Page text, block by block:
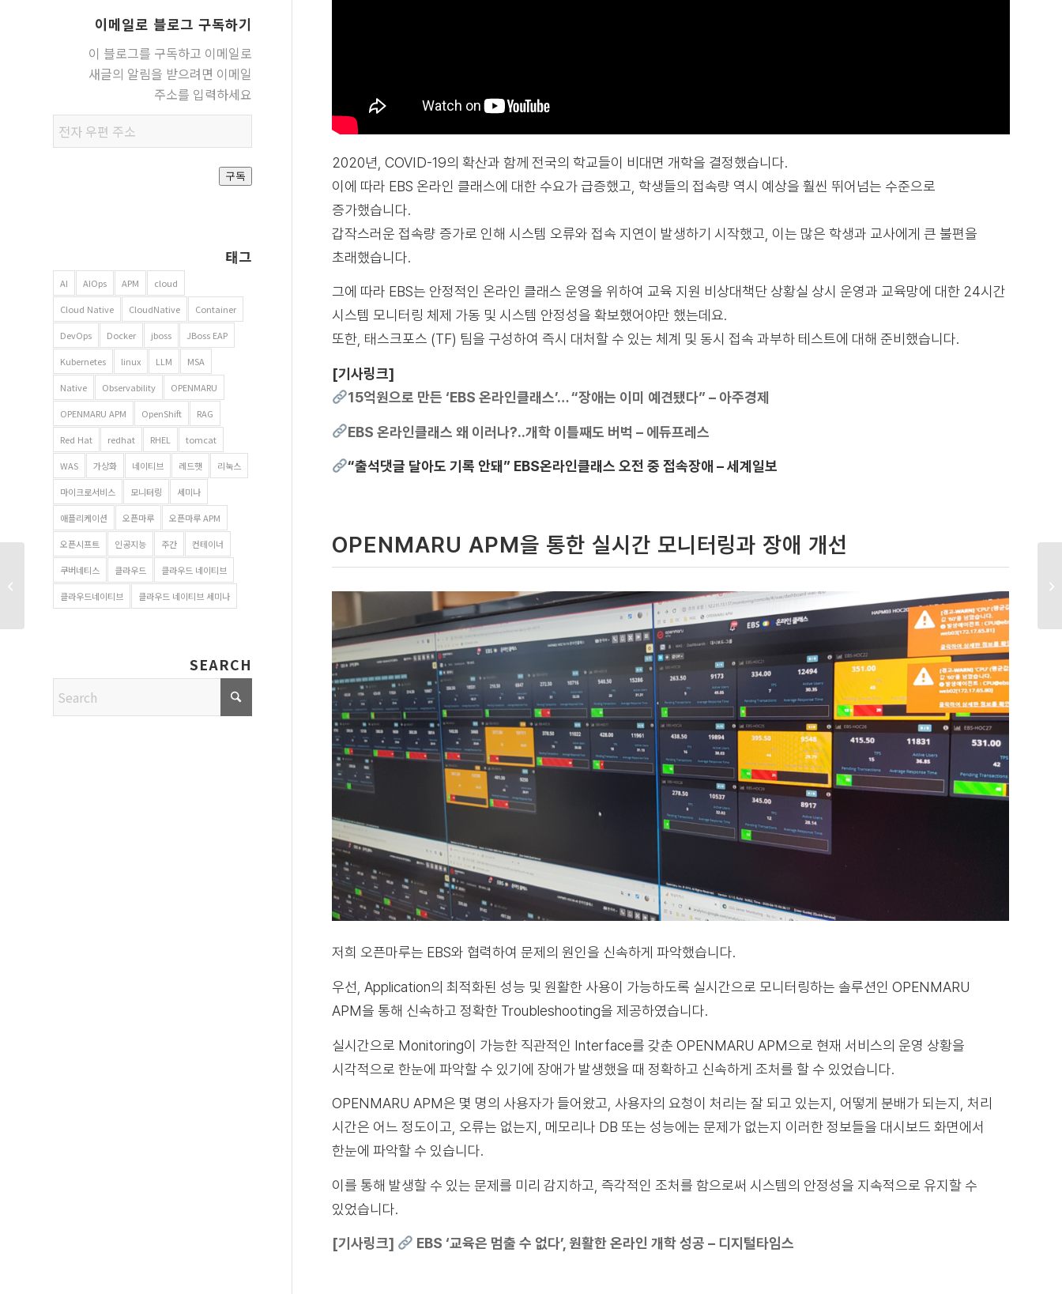
2020년, COVID-19의 확산과 함께 전국의 학교들이 비대면 개학을 결정했습니다.
이에 따라 EBS 온라인 클래스에 대한 수요가 급증했고, 학생들의 접속량 역시 예상을 훨씬 뛰어넘는 수준으로
증가했습니다.
갑작스러운 접속량 증가로 인해 시스템 오류와 접속 지연이 발생하기 시작했고, 이는 많은 학생과 교사에게 큰 불편을
초래했습니다.
그에 따라 EBS는 안정적인 온라인 클래스 운영을 위하여 교육 지원 비상대책단 상황실 상시 운영과 교육망에 대한 24시간
시스템 모니터링 체제 가동 및 시스템 안정성을 확보했어야만 했는데요.
또한, 태스크포스 (TF) 팀을 구성하여 즉시 대처할 수 있는 체계 및 동시 접속 과부하 테스트에 대해 준비했습니다.
[기사링크]
15억원으로 만든 ‘EBS 온라인클래스’… “장애는 이미 예견됐다” – 아주경제
EBS 온라인클래스 왜 이러나?..개학 이틀째도 버벅 – 에듀프레스
“출석댓글 달아도 기록 안돼” EBS온라인클래스 오전 중 접속장애 – 세계일보
OPENMARU APM을 통한 실시간 모니터링과 장애 개선
저희 오픈마루는 EBS와 협력하여 문제의 원인을 신속하게 파악했습니다.
우선, Application의 최적화된 성능 및 원활한 사용이 가능하도록 실시간으로 모니터링하는 솔루션인 OPENMARU
APM을 통해 신속하고 정확한 Troubleshooting을 제공하였습니다.
실시간으로 Monitoring이 가능한 직관적인 Interface를 갖춘 OPENMARU APM으로 현재 서비스의 운영 상황을
시각적으로 한눈에 파악할 수 있기에 장애가 발생했을 때 정확하고 신속하게 조처를 할 수 있었습니다.
OPENMARU APM은 몇 명의 사용자가 들어왔고, 사용자의 요청이 처리는 잘 되고 있는지, 어떻게 분배가 되는지, 처리
시간은 어느 정도이고, 오류는 없는지, 메모리나 DB 또는 성능에는 문제가 없는지 이러한 정보들을 대시보드 화면에서
한눈에 파악할 수 있습니다.
이를 통해 발생할 수 있는 문제를 미리 감지하고, 즉각적인 조처를 함으로써 시스템의 안정성을 지속적으로 유지할 수
있었습니다.
[기사링크] EBS ‘교육은 멈출 수 없다’, 원활한 온라인 개학 성공 – 디지털타임스
이메일로 블로그 구독하기
이 블로그를 구독하고 이메일로
새글의 알림을 받으려면 이메일
주소를 입력하세요
우편
주소
구독
태그
AI AIOps APM cloud
Cloud Native CloudNative Container
DevOps Docker jboss JBoss EAP
Kubernetes linux LLM MSA
Native Observability OPENMARU
OPENMARU APM OpenShift RAG
Red Hat redhat RHEL tomcat
WAS 가상화 네이티브 레드햇 리눅스
마이크로서비스 모니터링 세미나
애플리케이션 오픈마루 오픈마루 APM
오픈시프트 인공지능 주간 컨테이너
쿠버네티스 클라우드 클라우드 네이티브
클라우드네이티브 클라우드 네이티브 세미나
SEARCH
오픈마루 뉴스레터 13호 |
쿠버네티스는
교통경찰이다? �...